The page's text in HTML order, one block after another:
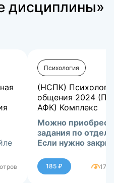
дисциплины»
Психология
(НСПК)
общения 2024
АФК) Комплекс
Можно
задания по
Если нужно
сессию-
ЛС.185 ₽ 179